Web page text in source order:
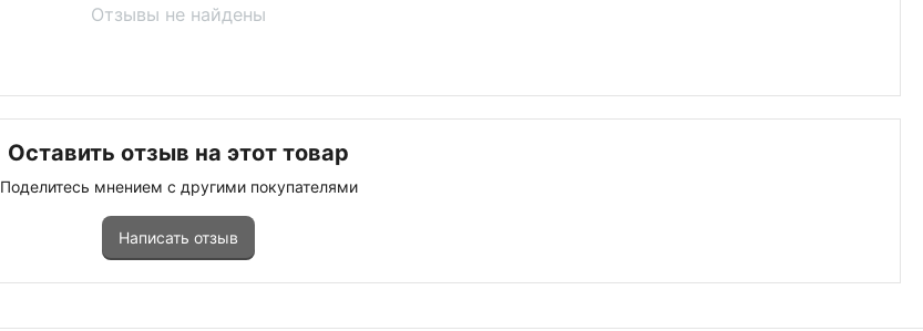
Отзывы не найдены
Оставить отзыв на этот товар
Поделитесь мнением с другими покупателями
Написать отзыв